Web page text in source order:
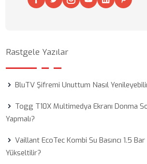
Rastgele Yazılar
BluTV Şifremi Unuttum Nasıl
Togg T10X Multimedya Ekranı Donma
Yapmalı?
Vaillant EcoTec Kombi Su Basıncı 1.5
Yükseltilir?